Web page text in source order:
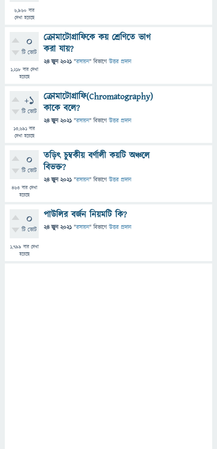
6,960 বার
দেখা হয়েছে
0
টি ভোট
1,218বার দেখা
হয়েছে
ক্রোমাটোগ্রাফিকে কয় শ্রেণিতে ভাগ
করা যায়?
24 জুন 2021 "রসায়ন" বিভাগে উত্তর প্রদান
+1
টি ভোট
13,691 বার
দেখা হয়েছে
ক্রোমাটোগ্রাফি(Chromatography)
কাকে বলে?
24 জুন 2021 "রসায়ন" বিভাগে উত্তর প্রদান
0
টি ভোট
463বার দেখা
হয়েছে
তড়িৎ চুম্বকীয় বর্ণালী কয়টি অঞ্চলে
বিভক্ত?
24 জুন 2021 "রসায়ন" বিভাগে উত্তর প্রদান
0
টি ভোট
1,799 বার দেখা
হয়েছে
পাউলির বর্জন নিয়মটি কি?
24 জুন 2021 "রসায়ন" বিভাগে উত্তর প্রদান